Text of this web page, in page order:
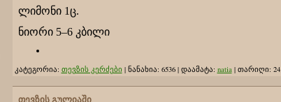
ლიმონი 1ც.
ნიორი 5–6 კბილი
კატეგორია: თევზის კერძები | ნანახია: 6536 | დაამატა: natia | თარიღი:
თევზის გულიაში